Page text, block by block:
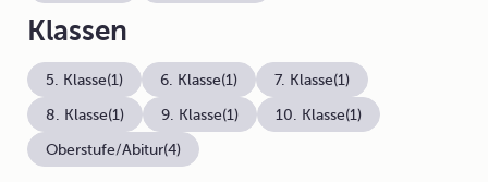
Klassen
5. Klasse(1) 6. Klasse(1) 7. Klasse(1)
8. Klasse(1) 9. Klasse(1) 10. Klasse(1)
Oberstufe/Abitur(4)